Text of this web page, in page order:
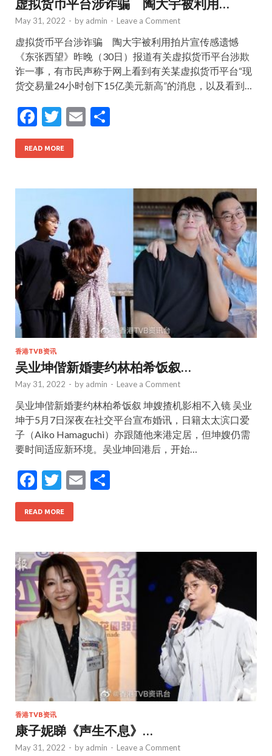
虚拟货币平台涉诈骗 陶大宇被利用…
May 31, 2022 - by admin - Leave a Comment
虚拟货币平台涉诈骗 陶大宇被利用拍片宣传感遗憾
《东张西望》昨晚（30日）报道有关虚拟货币平台涉欺
诈一事，有市民声称于网上看到有关某虚拟货币平台“现
货交易量24小时创下15亿美元新高”的消息，以及看到…
F
ac
e
o
o
k
T
w
itt
E
READ MORE
香港TVB资讯
吴业坤偕新婚妻约林柏希饭叙…
May 31, 2022 - by admin - Leave a Comment
吴业坤偕新婚妻约林柏希饭叙 坤嫂揸机影相不入镜 吴业
坤于5月7日深夜在社交平台宣布婚讯，日籍太太滨口爱
子（Aiko Hamaguchi）亦跟随他来港定居，但坤嫂仍需
要时间适应新环境。吴业坤回港后，开始…
F
ac
e
o
o
k
T
w
itt
E
READ MORE
香港TVB资讯
康子妮睇《声生不息》…
May 31, 2022 - by admin - Leave a Comment